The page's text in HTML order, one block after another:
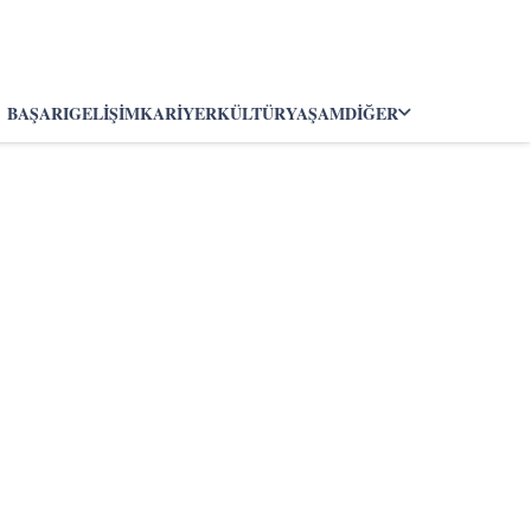
BAŞARIGELIŞIMKARIYERKÜLTÜRYAŞAMDIĞER